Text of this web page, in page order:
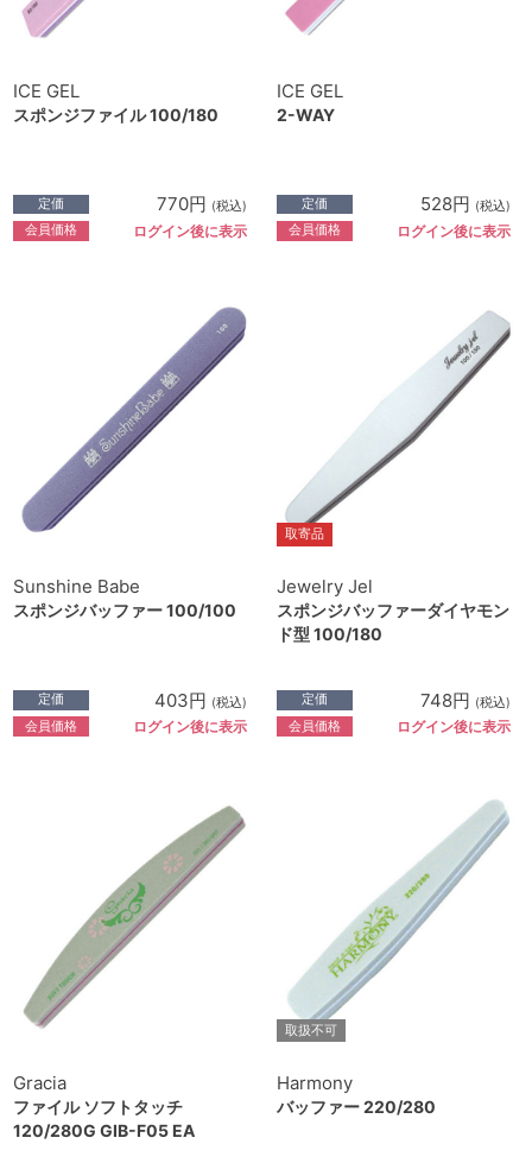
ICE GEL
スポンジファイル 100/180
定価 770円 (税込)
会員価格 ログイン後に表示
ICE GEL
2-WAY
定価 528円 (税込)
会員価格 ログイン後に表示
Sunshine Babe
スポンジバッファー 100/100
定価 403円 (税込)
会員価格 ログイン後に表示
取寄品
Jewelry Jel
スポンジバッファーダイヤモン
ド型 100/180
定価 748円 (税込)
会員価格 ログイン後に表示
Gracia
ファイル ソフトタッチ
120/280G GIB-F05 EA
取扱不可
Harmony
バッファー 220/280